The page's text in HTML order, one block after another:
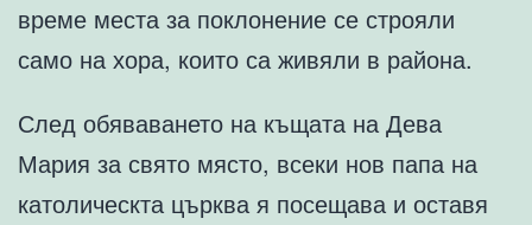
време места за поклонение се строяли
само на хора, които са живяли в района.
След обяваването на къщата на Дева
Мария за свято място, всеки нов папа на
католическта църква я посещава и оставя